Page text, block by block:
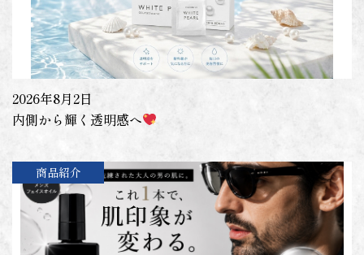
2026年8月2日
内側から輝く透明感へ
商品紹介